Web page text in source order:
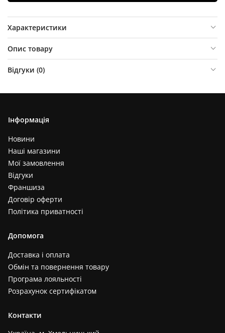
Характеристики
Опис товару
Відгуки (0)
Інформація
Новини
Наші магазини
Мої замовлення
Відгуки
Франшиза
Договір оферти
Політика приватності
Допомога
Доставка і оплата
Обмін та повернення товару
Програма лояльності
Розрахунок сертифікатом
Контакти